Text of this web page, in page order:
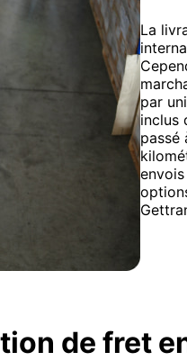
La
par
inclus
passé
de fret